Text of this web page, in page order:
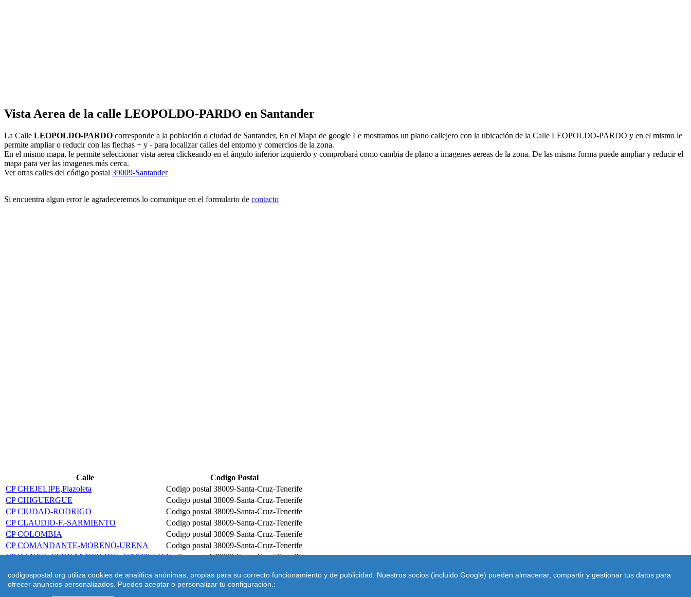
Vista Aerea de la calle LEOPOLDO-PARDO en Santander
La Calle LEOPOLDO-PARDO corresponde a la población o ciudad de Santander, En el Mapa de google Le mostramos un plano callejero con la ubicación de la Calle LEOPOLDO-PARDO y en el mismo le
permite ampliar o reducir con las flechas + y - para localizar calles del entorno y comercios de la zona.
En el mismo mapa, le permite seleccionar vista aerea clickeando en el ángulo inferior izquierdo y comprobará como cambia de plano a imagenes aereas de la zona. De las misma forma puede ampliar y reducir el
mapa para ver las imagenes más cerca.
Ver otras calles del código postal 39009-Santander
Si encuentra algun error le agradeceremos lo comunique en el formulario de contacto
Calle
Codigo Postal
CP CHEJELIPE,Plazoleta
Codigo postal 38009-Santa-Cruz-Tenerife
CP CHIGUERGUE
Codigo postal 38009-Santa-Cruz-Tenerife
CP CIUDAD-RODRIGO
Codigo postal 38009-Santa-Cruz-Tenerife
CP CLAUDIO-F.-SARMIENTO
Codigo postal 38009-Santa-Cruz-Tenerife
CP COLOMBIA
Codigo postal 38009-Santa-Cruz-Tenerife
CP COMANDANTE-MORENO-URENA
Codigo postal 38009-Santa-Cruz-Tenerife
CP DANIEL-FERNANDEZ-DEL-CASTILLO Codigo postal 38009-Santa-Cruz-Tenerife
codigospostal.org utiliza cookies de analítica anónimas, propias para su correcto funcionamiento y de publicidad. Nuestros socios (incluido Google) pueden almacenar, compartir y gestionar tus datos para
ofrecer anuncios personalizados. Puedes aceptar o personalizar tu configuración.: